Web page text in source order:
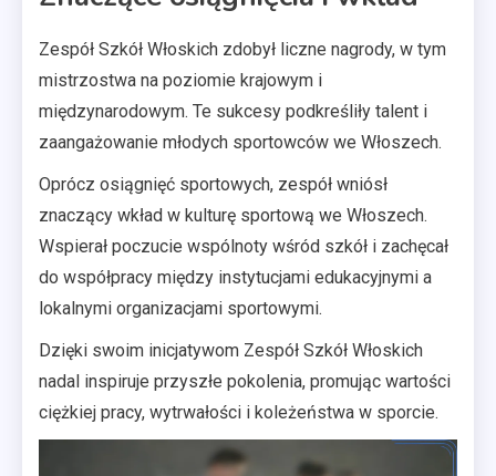
Zespół Szkół Włoskich zdobył liczne nagrody, w tym
mistrzostwa na poziomie krajowym i
międzynarodowym. Te sukcesy podkreśliły talent i
zaangażowanie młodych sportowców we Włoszech.
Oprócz osiągnięć sportowych, zespół wniósł
znaczący wkład w kulturę sportową we Włoszech.
Wspierał poczucie wspólnoty wśród szkół i zachęcał
do współpracy między instytucjami edukacyjnymi a
lokalnymi organizacjami sportowymi.
Dzięki swoim inicjatywom Zespół Szkół Włoskich
nadal inspiruje przyszłe pokolenia, promując wartości
ciężkiej pracy, wytrwałości i koleżeństwa w sporcie.